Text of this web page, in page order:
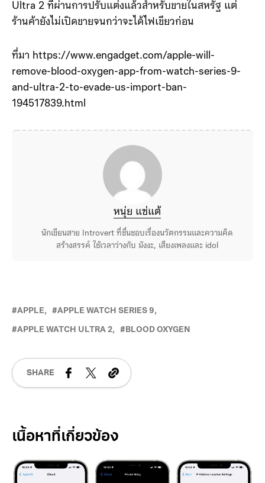
Ultra 2 ที่ผ่านการปรับแต่งแล้วสำหรับขายในสหรัฐ แต่
ร้านค้ายังไม่เปิดขายจนกว่าจะได้ไฟเขียวก่อน
ที่มา https://www.engadget.com/apple-will-
remove-blood-oxygen-app-from-watch-series-9-
and-ultra-2-to-evade-us-import-ban-
194517839.html
หนุ่ย แซ่แต้
นักเขียนสาย Introvert ที่ชื่นชอบเรื่องนวัตกรรมและความคิด
สร้างสรรค์ ใช้เวลาว่างกับ มังงะ, เสียงเพลงและ idol
APPLE APPLE WATCH SERIES 9
APPLE WATCH ULTRA 2 BLOOD OXYGEN
SHARE
Related Posts